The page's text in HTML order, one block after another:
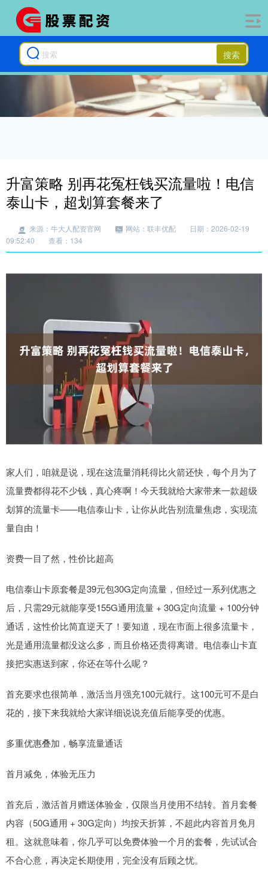
搜索
升富策略 别再花冤枉钱买流量啦！电信
泰山卡，超划算套餐来了
来源：牛大人配资官网 网站：联丰优配
日期：2026-02-19
09:52:40
查看：134
家人们，咱就是说，现在这流量消耗得比火箭还快，每个月为了
流量费都得花不少钱，真心疼啊！今天我就给大家带来一款超级
划算的流量卡——电信泰山卡，让你从此告别流量焦虑，实现流
量自由！
资费一目了然，性价比超高
电信泰山卡原套餐是39元包30G定向流量，但经过一系列优惠之
后，只需29元就能享受155G通用流量 + 30G定向流量 + 100分钟
通话，这性价比简直逆天了！要知道，现在市面上很多流量卡，
光是通用流量都没这么多，而且价格还贵得离谱。电信泰山卡直
接把实惠送到家，你还在等什么呢？
首充要求也很简单，激活当月强充100元就行。这100元可不是白
花的，接下来我就给大家详细说说充值后能享受的优惠。
多重优惠叠加，畅享流量通话
首月减免，体验无压力
首充后，激活首月赠送体验金，仅限当月使用不结转。首月套餐
内容（50G通用 + 30G定向）均按天折算，不超此内容首月免月
租。这就意味着，你几乎可以免费体验一个月的套餐，先试试合
不合心意，再决定长期使用，完全没有后顾之忧。